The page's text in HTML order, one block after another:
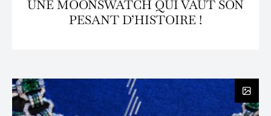
UNE MOONSWATCH QUI VAUT SON
PESANT D’HISTOIRE !